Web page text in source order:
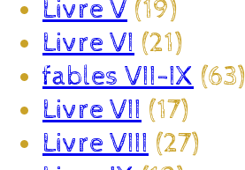
Livre V (19)
Livre VI (21)
fables VII-IX (63)
Livre VII (17)
Livre VIII (27)